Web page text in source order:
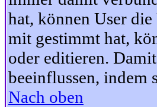
hat, können User
mit gestimmt hat,
oder editieren.
beeinflussen, indem
Nach oben